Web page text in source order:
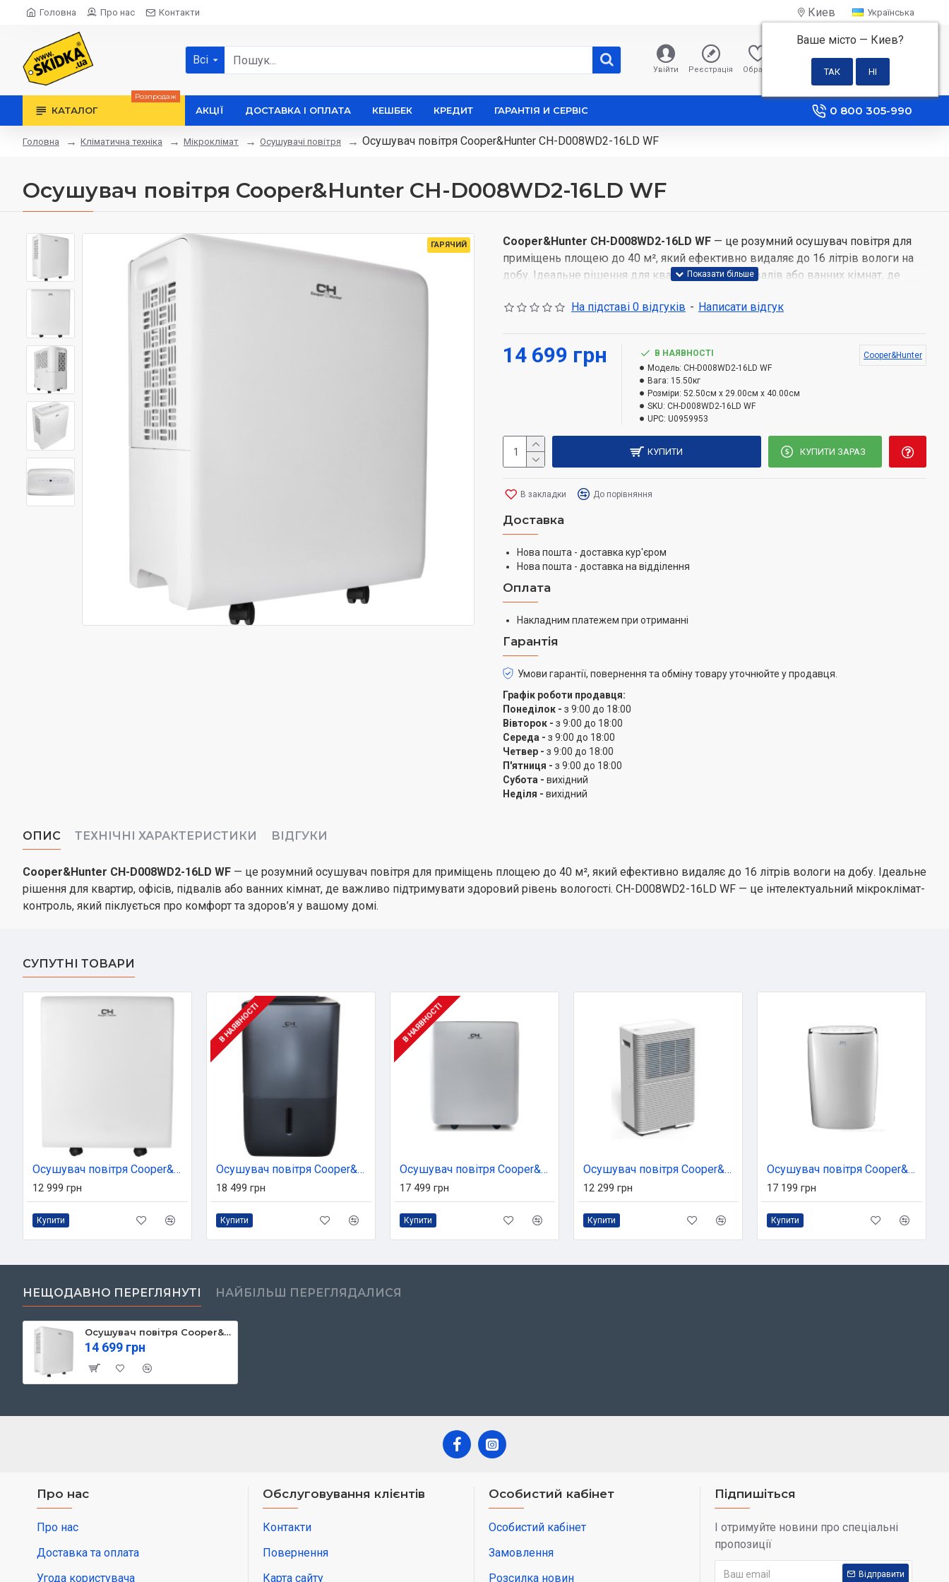
Головна Про нас Контакти Киев
Ваше місто — Киев?
Українська
Всі
Увійти Реєстрація Обране Порівняння
0 грн
КАТАЛОГ
Розпродаж
АКЦІЇ ДОСТАВКА І ОПЛАТА КЕШБЕК КРЕДИТ ГАРАНТІЯ И СЕРВІС 0 800 305-990
Головна Кліматична техніка Мікроклімат Осушувачі повітря Осушувач повітря Cooper&Hunter CH-D008WD2-16LD WF
Осушувач повітря Cooper&Hunter CH-D008WD2-16LD WF
ГАРЯЧИЙ Cooper&Hunter CH-D008WD2-16LD WF — це розумний осушувач повітря для
приміщень площею до 40 м², який ефективно видаляє до 16 літрів вологи на
добу. Ідеальне рішення для квартир, офісів, підвалів або ванних кімнат, де
інтелектуальний мікроклімат-контроль, який піклується про комфорт та
На підставі 0 відгуків - Написати відгук
14 699 грн
В НАЯВНОСТІ
Модель: CH-D008WD2-16LD WF
Вага: 15.50кг
Розміри: 52.50см x 29.00см x 40.00см
SKU: CH-D008WD2-16LD WF
UPC: U0959953
Cooper&Hunter
КУПИТИ КУПИТИ ЗАРАЗ
В закладки До порівняння
Доставка
Нова пошта - доставка кур'єром
Нова пошта - доставка на відділення
Оплата
Накладним платежем при отриманні
Гарантія
Умови гарантії, повернення та обміну товару уточнюйте у продавця.
Графік роботи продавця:
Понеділок - з 9:00 до 18:00
Вівторок - з 9:00 до 18:00
Середа - з 9:00 до 18:00
Четвер - з 9:00 до 18:00
П'ятниця - з 9:00 до 18:00
Субота - вихідний
Неділя - вихідний
ОПИС ТЕХНІЧНІ ХАРАКТЕРИСТИКИ ВІДГУКИ
Cooper&Hunter CH-D008WD2-16LD WF — це розумний осушувач повітря для приміщень площею до 40 м², який ефективно видаляє до 16 літрів вологи на добу. Ідеальне
рішення для квартир, офісів, підвалів або ванних кімнат, де важливо підтримувати здоровий рівень вологості. CH-D008WD2-16LD WF — це інтелектуальний мікроклімат-
контроль, який піклується про комфорт та здоров’я у вашому домі.
СУПУТНІ ТОВАРИ
Осушувач повітря Cooper&Hunter CH-D008WDC-16LDWF
12 999 грн
Купити
В НАЯВНОСТІ
Осушувач повітря Cooper&Hunter CH-D014WDC-30LDWF
18 499 грн
Купити
В НАЯВНОСТІ
Осушувач повітря Cooper&Hunter CH-D009WD10-20LDUWF
17 499 грн
Купити
Осушувач повітря Cooper&Hunter CH-D008WD9-16LDWF
12 299 грн
Купити
Осушувач повітря Cooper&Hunter CH-D008WDP7-20LD
17 199 грн
Купити
НЕЩОДАВНО ПЕРЕГЛЯНУТІ НАЙБІЛЬШ ПЕРЕГЛЯДАЛИСЯ
Осушувач повітря Cooper&Hunter CH-D008WD2-16LD WF
14 699 грн
Про нас
Про нас
Доставка та оплата
Угода користувача
Обслуговування клієнтів
Контакти
Повернення
Карта сайту
Особистий кабінет
Особистий кабінет
Замовлення
Розсилка новин
Підпишіться
І отримуйте новини про спеціальні
пропозиції
Відправити